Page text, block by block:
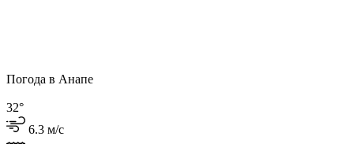
Погода в Анапе
32°
6.3 м/с